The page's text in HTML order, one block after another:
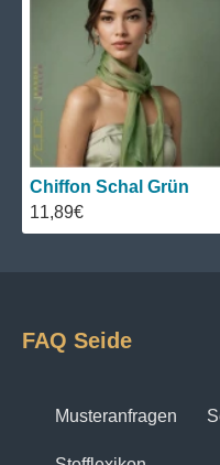
Chiffon Schal Grün
11,89€
FAQ Seide
Musteranfragen